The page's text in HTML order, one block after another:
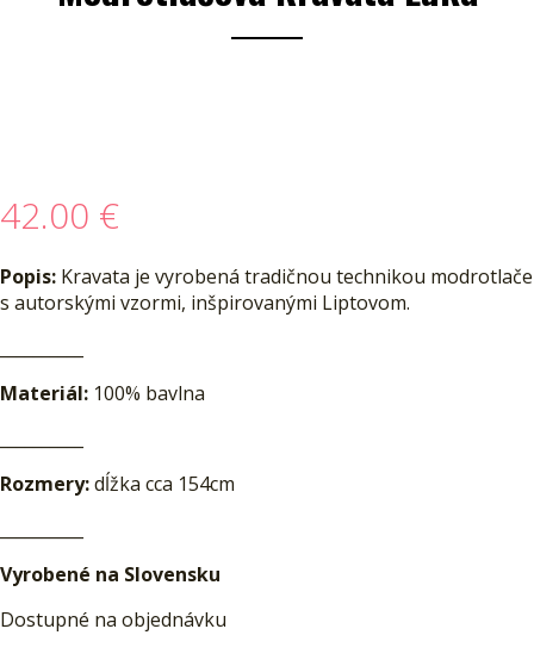
42.00 €
Popis: Kravata je vyrobená tradičnou technikou modrotlače
s autorskými vzormi, inšpirovanými Liptovom.
Materiál: 100% bavlna
Rozmery:dĺžka cca 154cm
Vyrobené na Slovensku
Dostupné na objednávku